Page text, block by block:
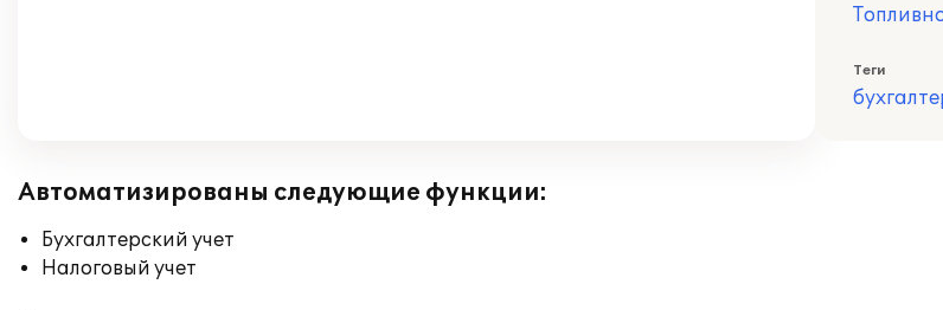
Теги
Автоматизированы следующие функции:
Бухгалтерский учет
Налоговый учет